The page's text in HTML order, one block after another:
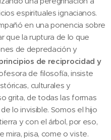
espirituales ignacianos.
en una ponencia sobre
que la ruptura de lo que
de depredación y
de reciprocidad y
de filosofía, insiste
culturales y
grita, de todas las formas
lo invisible. Somos el hijo
y con el árbol, por eso,
mira, pisa, come o viste.